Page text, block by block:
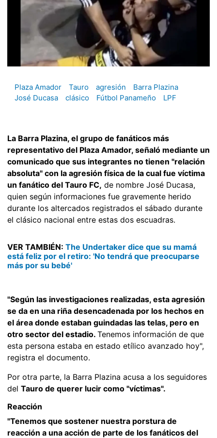
Plaza Amador Tauro agresión
Barra Plazina
José Ducasa
clásico Fútbol Panameño LPF
La Barra Plazina, el grupo de fanáticos más
representativo del Plaza Amador, señaló mediante un
comunicado que sus integrantes no tienen "relación
absoluta" con la agresión física de la cual fue víctima
un fanático del Tauro FC, de nombre José Ducasa,
quien según informaciones fue gravemente herido
durante los altercados registrados el sábado durante
el clásico nacional entre estas dos escuadras.
VER TAMBIÉN: The Undertaker dice que su mamá
está feliz por el retiro: 'No tendrá que preocuparse
más por su bebé'
"Según las investigaciones realizadas, esta agresión
se da en una riña desencadenada por los hechos en
el área donde estaban guindadas las telas, pero en
otro sector del estadio. Tenemos información de que
esta persona estaba en estado etílico avanzado hoy",
registra el documento.
Por otra parte, la Barra Plazina acusa a los seguidores
del Tauro de querer lucir como "víctimas".
Reacción
"Tenemos que sostener nuestra porstura de
reacción a una acción de parte de los fanáticos del